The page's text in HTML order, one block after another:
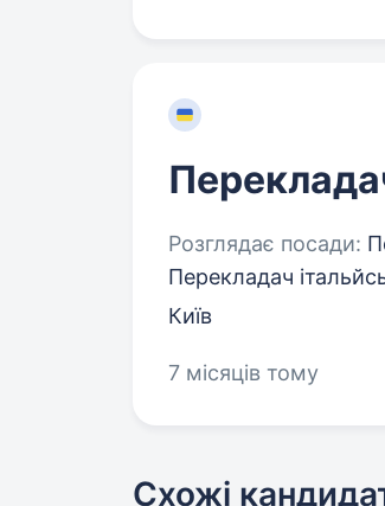
Розглядає посади:
Перекладач
Київ
7 місяців тому
Схожі